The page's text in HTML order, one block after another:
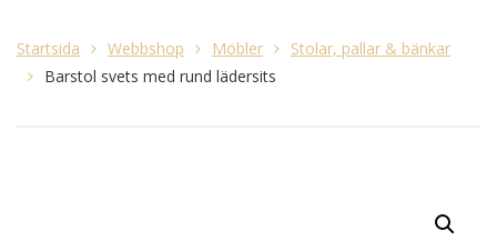
Startsida Webbshop Möbler
Stolar, pallar & bänkar
Barstol svets med rund lädersits